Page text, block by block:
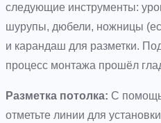
следующие инструменты:
шурупы, дюбели, ножницы
и карандаш для разметки.
процесс монтажа прошёл
Разметка потолка: С
отметьте линии для